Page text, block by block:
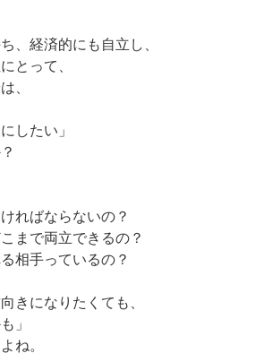
、経済的にも自立し、
とって、
、
したい」
ればならないの？
まで両立できるの？
相手っているの？
きになりたくても、
」
ね。